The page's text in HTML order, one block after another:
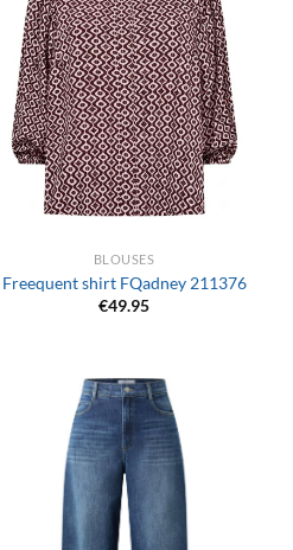
BLOUSES
Freequent shirt FQadney 211376
€49.95